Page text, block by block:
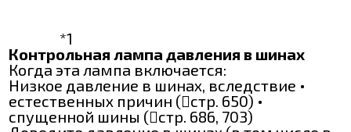
*1
Контрольная лампа давления в шинах
Когда эта лампа включается:
Низкое давление в шинах, вследствие •
естественных причин (стр. 650) •
спущенной шины (стр. 686, 703)